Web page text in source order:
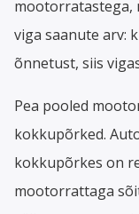
mootorratastega,
viga saanute arv:
õnnetust, siis
Pea pooled
kokkupõrked.
kokkupõrkes on
mootorrattaga